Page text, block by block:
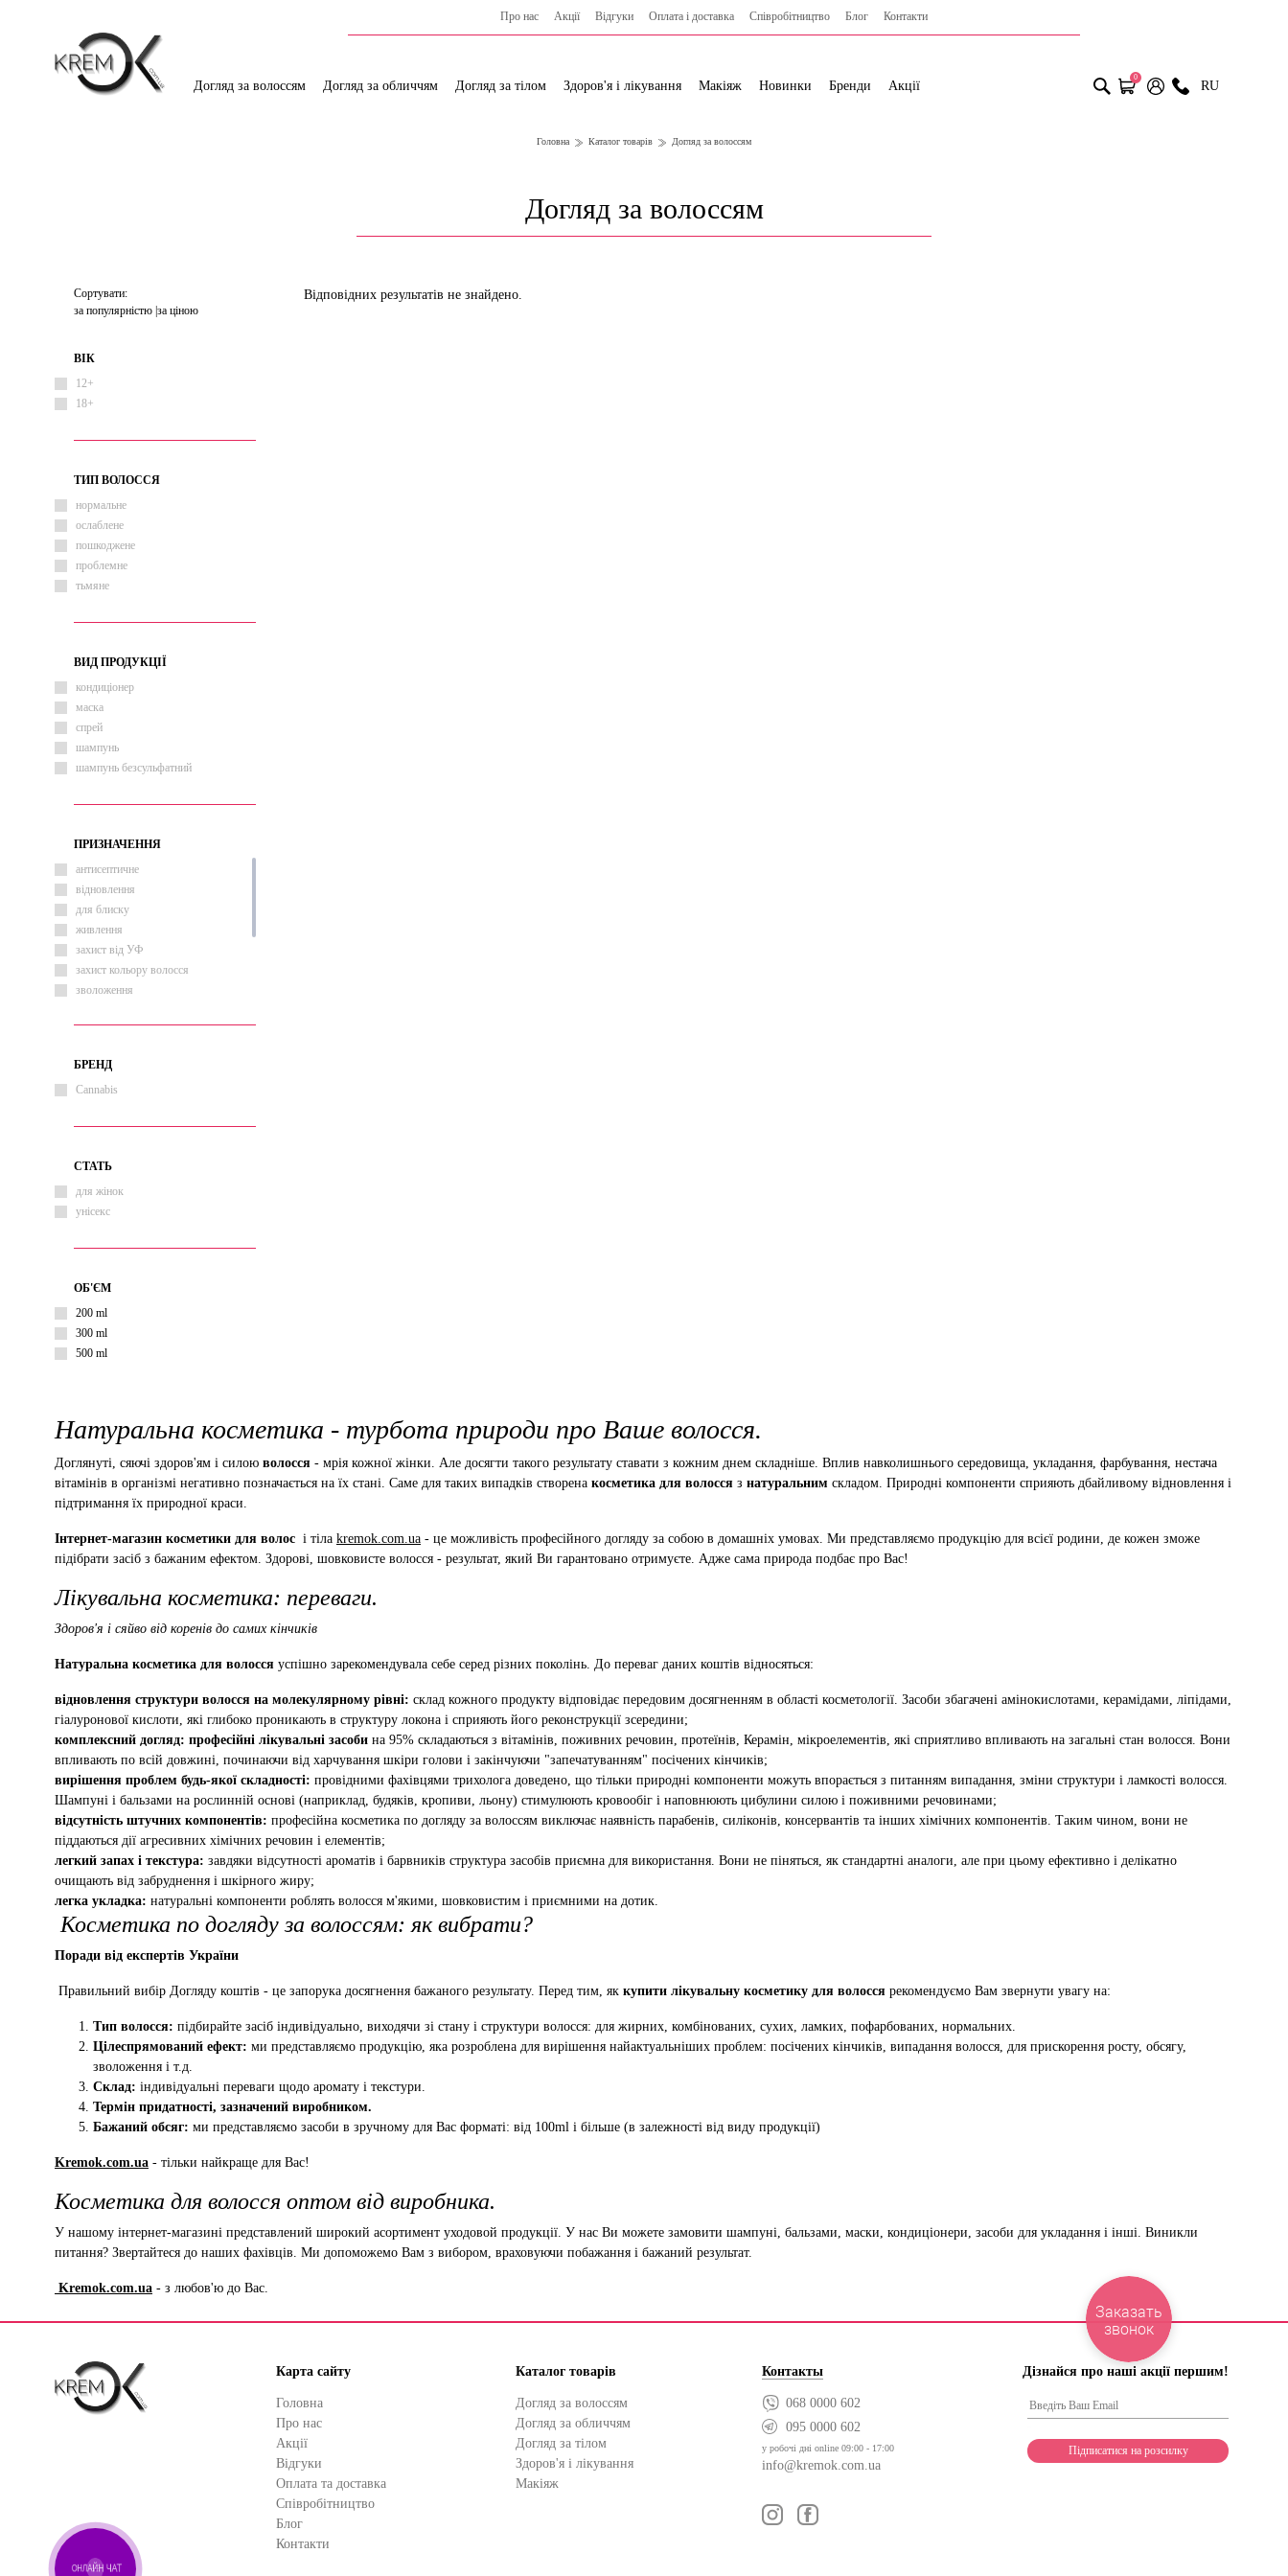
Про нас Акції Відгуки Оплата і доставка Cпівробітництво Блог Контакти
Догляд за волоссям Догляд за обличчям Догляд за тілом Здоров'я і лікування Макіяж Новинки Бренди Акції
0
RU
Головна Каталог товарів Догляд за волоссям
Догляд за волоссям
Сортувати:
за популярністю за ціною
ВІК
12+
18+
ТИП ВОЛОССЯ
нормальне
ослаблене
пошкоджене
проблемне
тьмяне
ВИД ПРОДУКЦІЇ
кондиціонер
маска
спрей
шампунь
шампунь безсульфатний
ПРИЗНАЧЕННЯ
антисептичне
відновлення
для блиску
живлення
захист від УФ
захист кольору волосся
зволоження
протигрибкове
термозахист
БРЕНД
Cannabis
СТАТЬ
для жінок
унісекс
ОБ'ЄМ
200 ml
300 ml
500 ml
Відповідних результатів не знайдено.
Натуральна косметика - турбота природи про Ваше волосся.
Доглянуті, сяючі здоров'ям і силою волосся - мрія кожної жінки. Але досягти такого результату ставати з кожним днем ​​складніше. Вплив навколишнього середовища, укладання, фарбування, нестача
вітамінів в організмі негативно позначається на їх стані. Саме для таких випадків створена косметика для волосся з натуральним складом. Природні компоненти сприяють дбайливому відновлення і
підтримання їх природної краси.
Інтернет-магазин косметики для волос і тіла kremok.com.ua - це можливість професійного догляду за собою в домашніх умовах. Ми представляємо продукцію для всієї родини, де кожен зможе
підібрати засіб з бажаним ефектом. Здорові, шовковисте волосся - результат, який Ви гарантовано отримуєте. Адже сама природа подбає про Вас!
Лікувальна косметика: переваги.
Здоров'я і сяйво від коренів до самих кінчиків
Натуральна косметика для волосся успішно зарекомендувала себе серед різних поколінь. До переваг даних коштів відносяться:
відновлення структури волосся на молекулярному рівні: склад кожного продукту відповідає передовим досягненням в області косметології. Засоби збагачені амінокислотами, керамідами, ліпідами,
гіалуронової кислоти, які глибоко проникають в структуру локона і сприяють його реконструкції зсередини;
комплексний догляд: професійні лікувальні засоби на 95% складаються з вітамінів, поживних речовин, протеїнів, Керамін, мікроелементів, які сприятливо впливають на загальні стан волосся. Вони
впливають по всій довжині, починаючи від харчування шкіри голови і закінчуючи "запечатуванням" посічених кінчиків;
вирішення проблем будь-якої складності: провідними фахівцями трихолога доведено, що тільки природні компоненти можуть впорається з питанням випадання, зміни структури і ламкості волосся.
Шампуні і бальзами на рослинній основі (наприклад, будяків, кропиви, льону) стимулюють кровообіг і наповнюють цибулини силою і поживними речовинами;
відсутність штучних компонентів: професійна косметика по догляду за волоссям виключає наявність парабенів, силіконів, консервантів та інших хімічних компонентів. Таким чином, вони не
піддаються дії агресивних хімічних речовин і елементів;
легкий запах і текстура: завдяки відсутності ароматів і барвників структура засобів приємна для використання. Вони не піняться, як стандартні аналоги, але при цьому ефективно і делікатно
очищають від забруднення і шкірного жиру;
легка укладка: натуральні компоненти роблять волосся м'якими, шовковистим і приємними на дотик.
Косметика по догляду за волоссям: як вибрати?
Поради від експертів України
Правильний вибір Догляду коштів - це запорука досягнення бажаного результату. Перед тим, як купити лікувальну косметику для волосся рекомендуємо Вам звернути увагу на:
Тип волосся: підбирайте засіб індивідуально, виходячи зі стану і структури волосся: для жирних, комбінованих, сухих, ламких, пофарбованих, нормальних.
Цілеспрямований ефект: ми представляємо продукцію, яка розроблена для вирішення найактуальніших проблем: посічених кінчиків, випадання волосся, для прискорення росту, обсягу,
зволоження і т.д.
Склад: індивідуальні переваги щодо аромату і текстури.
Термін придатності, зазначений виробником.
Бажаний обсяг: ми представляємо засоби в зручному для Вас форматі: від 100ml і більше (в залежності від виду продукції)
Kremok.com.ua - тільки найкраще для Вас!
Косметика для волосся оптом від виробника.
У нашому інтернет-магазині представлений широкий асортимент уходовой продукції. У нас Ви можете замовити шампуні, бальзами, маски, кондиціонери, засоби для укладання і інші. Виникли
питання? Звертайтеся до наших фахівців. Ми допоможемо Вам з вибором, враховуючи побажання і бажаний результат.
Kremok.com.ua - з любов'ю до Вас.
Карта сайту
Головна
Про нас
Акції
Відгуки
Оплата та доставка
Cпівробітництво
Блог
Контакти
Каталог товарів
Догляд за волоссям
Догляд за обличчям
Догляд за тілом
Здоров'я і лікування
Макіяж
Контакты
068 0000 602
095 0000 602
у робочі дні online 09:00 - 17:00
info@kremok.com.ua
Дізнайся про наші акції першим!
ОНЛАЙН ЧАТ
Заказать
звонок